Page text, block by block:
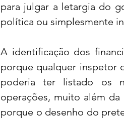
para julgar a letargia do
política ou simplesmente
A identificação dos
porque qualquer inspetor
poderia ter listado os
operações, muito além
porque o desenho do